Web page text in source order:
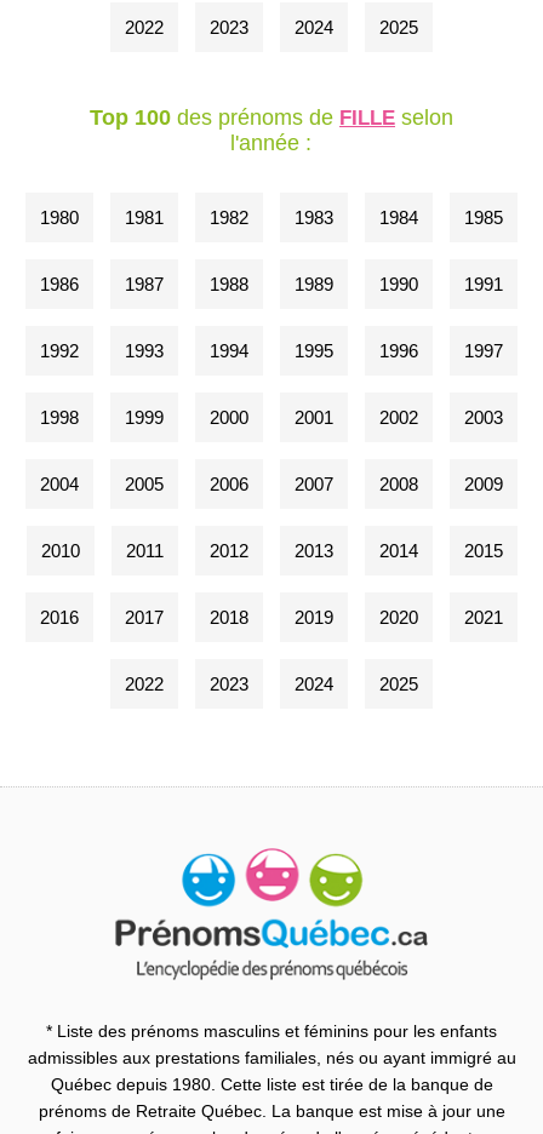
2022 2023 2024 2025
Top 100des prénoms de FILLEselon
l'année :
1980 1981 1982 1983 1984 1985
1986 1987 1988 1989 1990 1991
1992 1993 1994 1995 1996 1997
1998 1999 2000 2001 2002 2003
2004 2005 2006 2007 2008 2009
2010 2011 2012 2013 2014 2015
2016 2017 2018 2019 2020 2021
2022 2023 2024 2025
* Liste des prénoms masculins et féminins pour les enfants
admissibles aux prestations familiales, nés ou ayant immigré au
Québec depuis 1980. Cette liste est tirée de la banque de
prénoms de Retraite Québec. La banque est mise à jour une